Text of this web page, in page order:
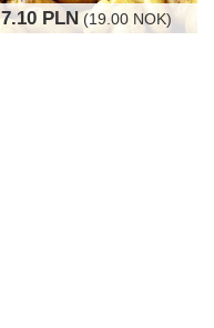
7.10 PLN (19.00 NOK)